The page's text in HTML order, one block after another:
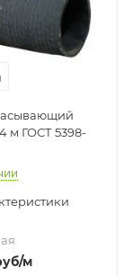
м ГОСТ 5398-
/м